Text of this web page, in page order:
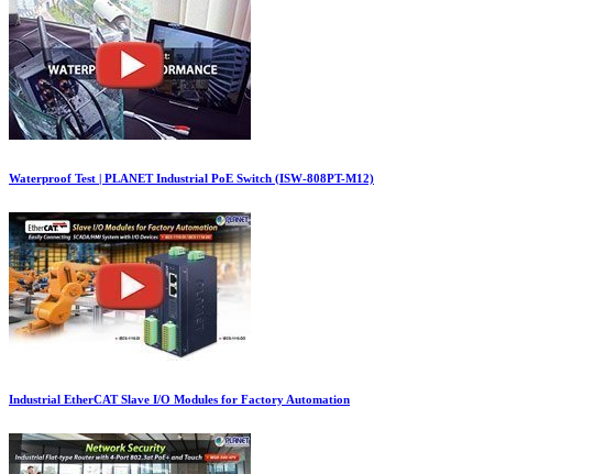
Waterproof Test | PLANET Industrial PoE Switch (ISW-808PT-M12)
Industrial EtherCAT Slave I/O Modules for Factory Automation